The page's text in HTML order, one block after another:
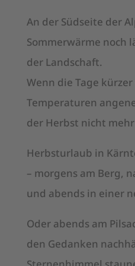
An der Südseite der
Sommerwärme noch
der Landschaft.
Wenn die Tage
Temperaturen
der Herbst nicht
Herbsturlaub in
– morgens am Berg,
und abends in einer
Oder abends am
den Gedanken